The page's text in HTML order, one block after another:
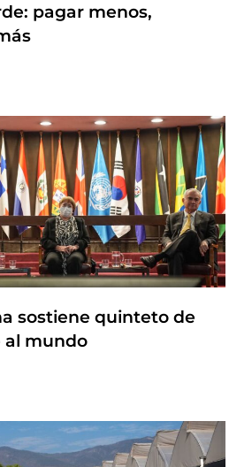
pagar menos,
sostiene quinteto de
al mundo